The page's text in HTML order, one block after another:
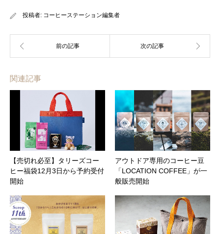
投稿者: コーヒーステーション編集者
関連記事
【売切れ必至】タリーズコー
ヒー福袋12月3日から予約受付
開始
アウトドア専用のコーヒー豆
「LOCATION COFFEE」が一
般販売開始